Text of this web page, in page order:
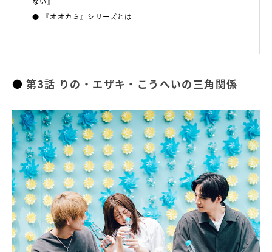
『オオカミ』シリーズとは
第3話 りの・エザキ・こうへいの三角関係